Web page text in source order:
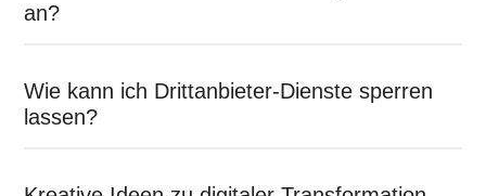
an?
Wie kann ich Drittanbieter-Dienste sperren
lassen?